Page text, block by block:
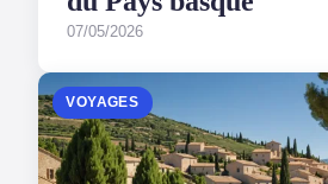
07/05/2026
VOYAGES